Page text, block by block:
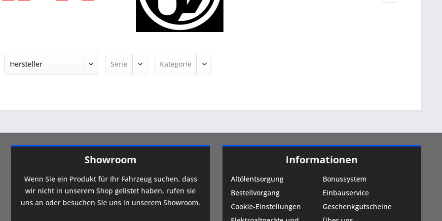
Showroom
Wenn Sie ein Produkt für Ihr Fahrzeug suchen, dass
wir nicht in unserem Shop gelistet haben, rufen sie
uns an oder besuchen Sie uns in unserem Showroom.
Informationen
Altölentsorgung
Bestellvorgang
Cookie-Einstellungen
Bonussystem
Einbauservice
Geschenkgutscheine